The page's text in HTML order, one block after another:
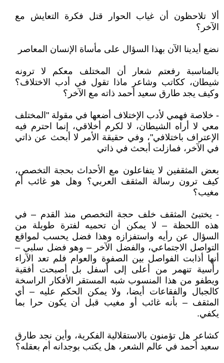
ألا تلاحظون أن غياب الحوار قتل فكرة التعايش مع
الآخر؟
نضع أيدينا الآن بهذا السؤال على مأساة الإنسان المعاصر
بالمناسبة رفعتم شعار أن المختلف معكم لا ترونه
شيطان، ككاتب وشاعر ماذا تقول في أدب الاختلاف؟
وكيف يجد طارق سعيد أحمد ذاته مع الآخر؟
- خلاصة فهمي لأدب الإختلاف أضعها في مقولة "المختلف
معي لا أراه الشيطان، لا لكرم أخلاقي، إنما احترم فيه
الإعتراف باختلافي"، وفي حقيقة الأمر لا أبحث عن ذاتي
في الآخر، فمازلت أبحث في ذاتي
بعض المثقفين لا يتفاعلون مع الأحداث بحجة التخصص،
كيف ترون رسالة المثقف العربي؟ وهل هو غائب أم
مغيب؟
- يختبئ المثقف خلف حجة التخصص منذ القدم – في
هذه اللحظة – لا يمكن أن تحميه لفترة طويلة من
السؤال عن رأيه واستفزازه وهذا فضل يحسب لمواقع
التواصل الاجتماعي، والفضل الآخر – وهو فضل سلبي –
أنها أذابت الفواصل بين الصفوة والعوام فلم تعد الآراء
رأسية تنهمر من أعلى إلى أسفل بل أصبحت أفقية
ويطفو من هذا المنسوب شبه المستقر الأفكار الراسخة
كالجبال والفقاعات أيضا، ولا يمكن الحكم عليه – أي
المثقف – بأنه غائب أو مغيب قبل أن يكون حرا بما
يكفي.
كشاعر هل تؤمنون بالاستقلالية الفكرية، وأين نجد طارق
سعيد أحمد في عالم الشعر، هل يكتب بوجدانه أم بعقله؟